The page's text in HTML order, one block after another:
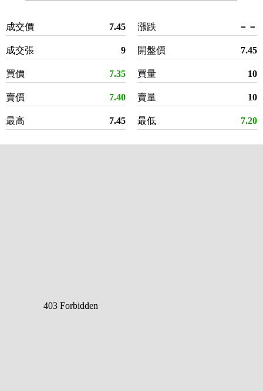
成交價 7.45
成交張 9
買價 7.35
賣價 7.40
最高 7.45
漲跌 －－
開盤價 7.45
買量 10
賣量 10
最低 7.20